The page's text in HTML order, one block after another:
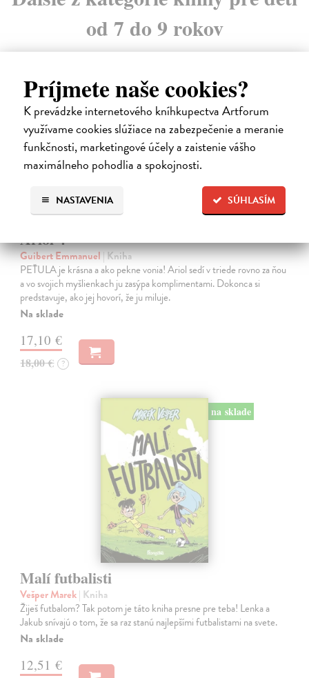
Príjmete naše cookies?
K prevádzke internetového kníhkupectva Artforum
využívame cookies slúžiace na zabezpečenie a meranie
funkčnosti, marketingové účely a zaistenie vášho
maximálneho pohodlia a spokojnosti.
SÚHLASÍM
NASTAVENIA
od 7 do 9 rokov
na sklade
novinka
Ariol 4
Guibert Emmanuel| Kniha
PEŤULA je krásna a ako pekne vonia! Ariol sedí v triede rovno za ňou
a vo svojich myšlienkach ju zasýpa komplimentami. Dokonca si
predstavuje, ako jej hovorí, že ju miluje.
Na sklade
17,10 €
18,00 € ?
na sklade
Malí futbalisti
Vešper Marek| Kniha
Žiješ futbalom? Tak potom je táto kniha presne pre teba! Lenka a
Jakub snívajú o tom, že sa raz stanú najlepšími futbalistami na svete.
Na sklade
12,51 €